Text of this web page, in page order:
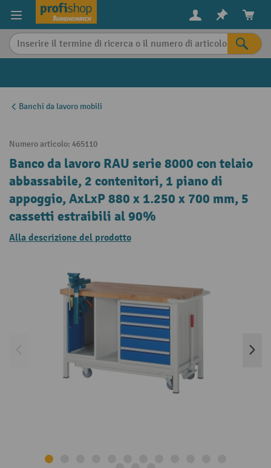
content
Banchi da lavoro mobili
Numero articolo: 465110
Banco da lavoro RAU serie 8000 con telaio
abbassabile, 2 contenitori, 1 piano di
appoggio, AxLxP 880 x 1.250 x 700 mm, 5
cassetti estraibili al 90%
Alla descrizione del prodotto